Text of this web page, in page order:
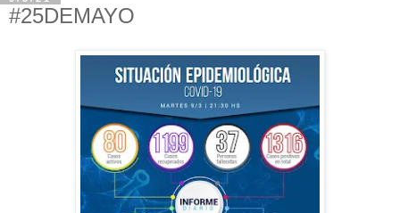
#25DEMAYO